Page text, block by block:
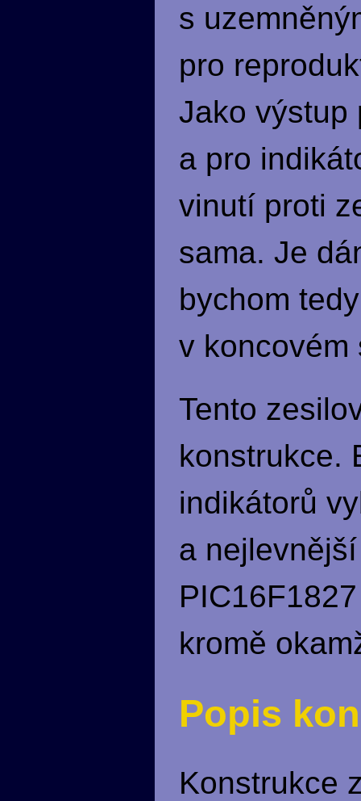
s
pro
Jako výstup
a pro
vinutí proti
sama. Je
bychom
v koncovém
Tento
konstrukce.
indikátorů
a
kromě
Popis
Konstrukce